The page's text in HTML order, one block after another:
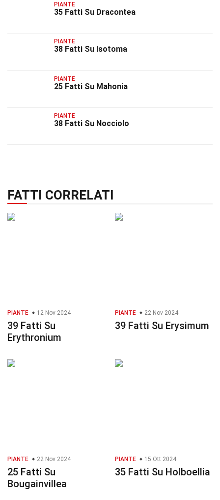
PIANTE
35 Fatti Su Dracontea
PIANTE
38 Fatti Su Isotoma
PIANTE
25 Fatti Su Mahonia
PIANTE
38 Fatti Su Nocciolo
FATTI CORRELATI
PIANTE 12 Nov 2024
39 Fatti Su
Erythronium
PIANTE 22 Nov 2024
39 Fatti Su Erysimum
PIANTE 22 Nov 2024
25 Fatti Su
Bougainvillea
PIANTE 15 Ott 2024
35 Fatti Su Holboellia